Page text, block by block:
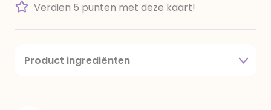
Verdien 5 punten met deze kaart!
Product ingrediënten
amandelen,cacaomassa, emulgator (sojalecithine),